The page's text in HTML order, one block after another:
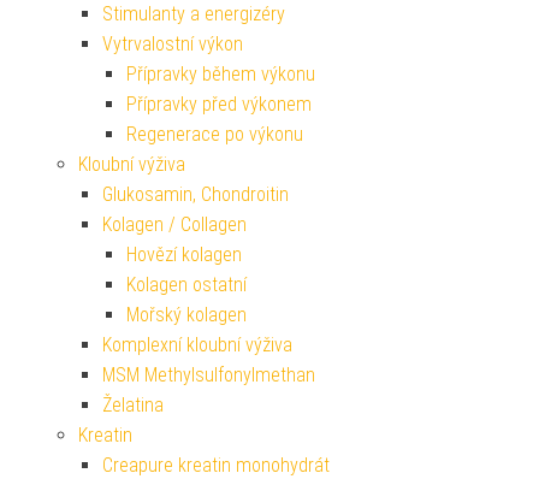
Stimulanty a energizéry
Vytrvalostní výkon
Přípravky během výkonu
Přípravky před výkonem
Regenerace po výkonu
Kloubní výživa
Glukosamin, Chondroitin
Kolagen / Collagen
Hovězí kolagen
Kolagen ostatní
Mořský kolagen
Komplexní kloubní výživa
MSM Methylsulfonylmethan
Želatina
Kreatin
Creapure kreatin monohydrát